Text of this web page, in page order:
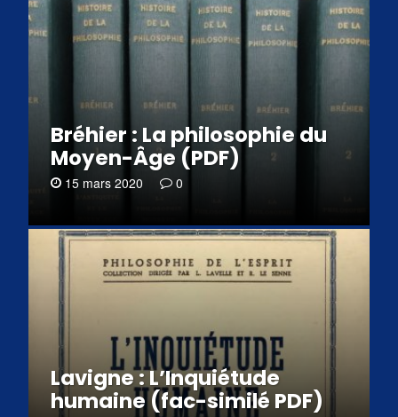
Bréhier : La philosophie du
Moyen-Âge (PDF)
15 mars 2020 0
Lavigne : L’Inquiétude
humaine (fac-similé PDF)